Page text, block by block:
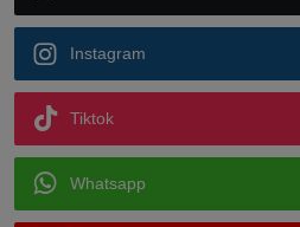
Instagram
Tiktok
Whatsapp